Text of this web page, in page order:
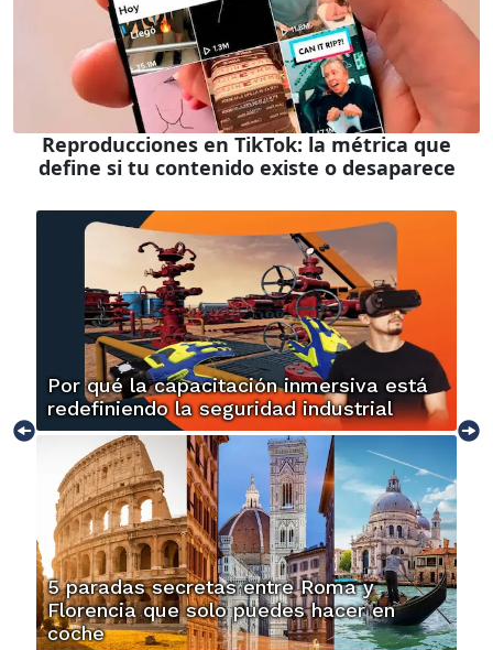
Reproducciones en TikTok: la métrica que
define si tu contenido existe o desaparece
Por qué la capacitación inmersiva está
redefiniendo la seguridad industrial
5 paradas secretas entre Roma y
Florencia que solo puedes hacer en
coche